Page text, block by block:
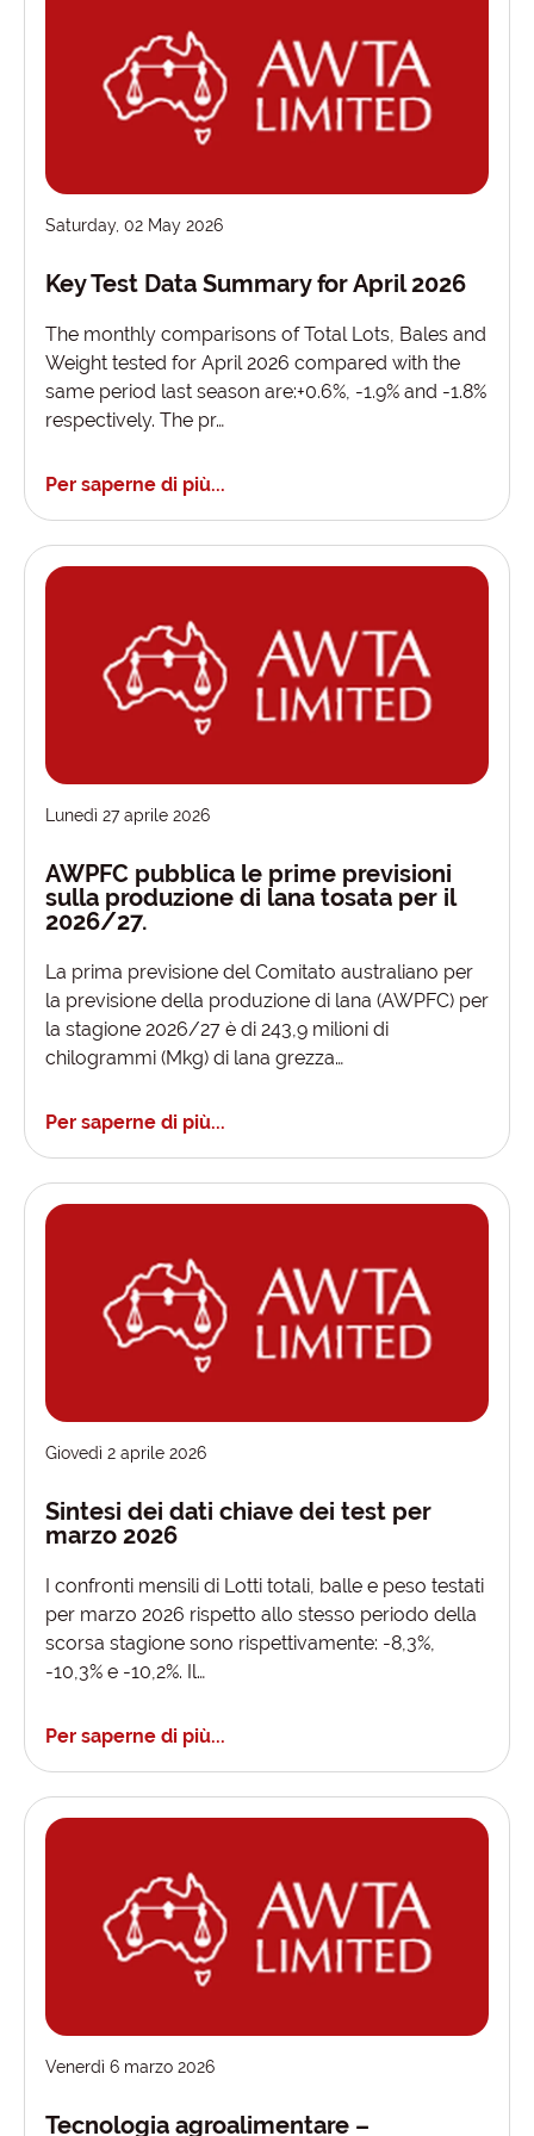
Saturday, 02 May 2026
Key Test Data Summary for April 2026
The monthly comparisons of Total Lots, Bales and
Weight tested for April 2026 compared with the
same period last season are:+0.6%, -1.9% and -1.8%
respectively. The pr…
Per saperne di più...
Lunedì 27 aprile 2026
AWPFC pubblica le prime previsioni
sulla produzione di lana tosata per il
2026/27.
La prima previsione del Comitato australiano per
la previsione della produzione di lana (AWPFC) per
la stagione 2026/27 è di 243,9 milioni di
chilogrammi (Mkg) di lana grezza…
Per saperne di più...
Giovedì 2 aprile 2026
Sintesi dei dati chiave dei test per
marzo 2026
I confronti mensili di Lotti totali, balle e peso testati
per marzo 2026 rispetto allo stesso periodo della
scorsa stagione sono rispettivamente: -8,3%,
-10,3% e -10,2%. Il…
Per saperne di più...
Venerdì 6 marzo 2026
Tecnologia agroalimentare –